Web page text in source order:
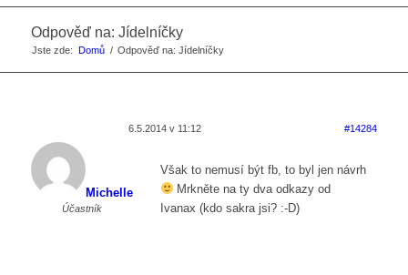
Odpověď na: Jídelníčky
Jste zde: Domů / Odpověď na: Jídelníčky
6.5.2014 v 11:12 #14284
Michelle
Účastník
Však to nemusí být fb, to byl jen návrh
Mrkněte na ty dva odkazy od
Ivanax (kdo sakra jsi? :-D)